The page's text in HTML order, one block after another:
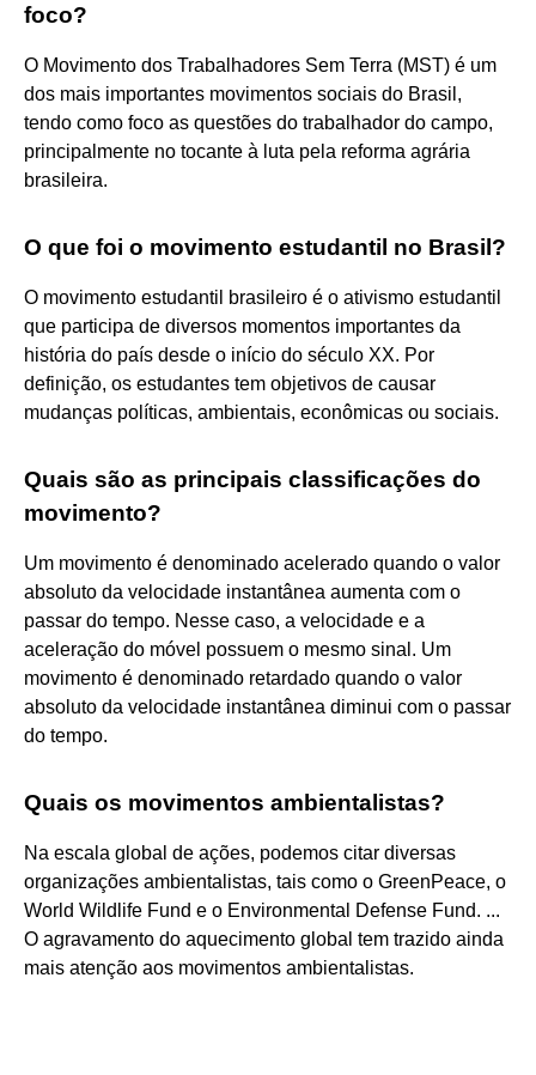
foco?
O Movimento dos Trabalhadores Sem Terra (MST) é um
dos mais importantes movimentos sociais do Brasil,
tendo como foco as questões do trabalhador do campo,
principalmente no tocante à luta pela reforma agrária
brasileira.
O que foi o movimento estudantil no Brasil?
O movimento estudantil brasileiro é o ativismo estudantil
que participa de diversos momentos importantes da
história do país desde o início do século XX. Por
definição, os estudantes tem objetivos de causar
mudanças políticas, ambientais, econômicas ou sociais.
Quais são as principais classificações do
movimento?
Um movimento é denominado acelerado quando o valor
absoluto da velocidade instantânea aumenta com o
passar do tempo. Nesse caso, a velocidade e a
aceleração do móvel possuem o mesmo sinal. Um
movimento é denominado retardado quando o valor
absoluto da velocidade instantânea diminui com o passar
do tempo.
Quais os movimentos ambientalistas?
Na escala global de ações, podemos citar diversas
organizações ambientalistas, tais como o GreenPeace, o
World Wildlife Fund e o Environmental Defense Fund. ...
O agravamento do aquecimento global tem trazido ainda
mais atenção aos movimentos ambientalistas.